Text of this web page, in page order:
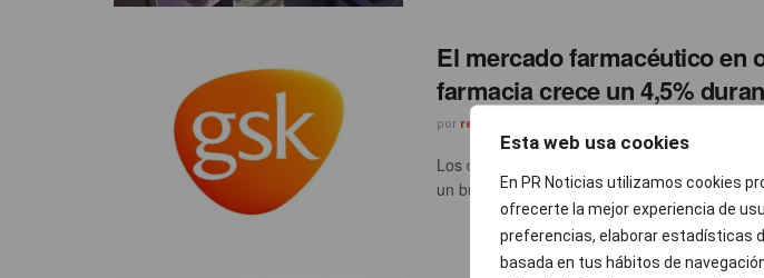
Esta web usa cookies
En PR Noticias utilizamos cookies
ofrecerte la mejor experiencia de
preferencias, elaborar estadísticas
basada en tus hábitos de
El mercado farmacéutico en
farmacia crece un 4,5%
por redacción prnoticias
Los datos recogidos en el informe de hmR
un buen balance para el mercado